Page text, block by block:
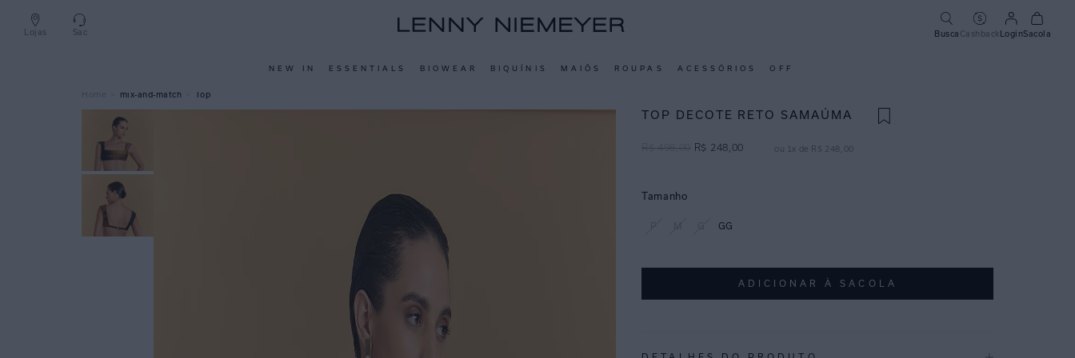
Lojas Sac Busca CashbackLoginSacola
NEW IN ESSENTIALS BIOWEAR BIQUÍNIS MAIÔS ROUPAS ACESSÓRIOS OFF
mix-and-match Top
TOP DECOTE RETO SAMAÚMA
R$ 498,00 R$ 248 00 ou 1 x de R$ 248 00
Tamanho
GG
ADICIONAR À SACOLA